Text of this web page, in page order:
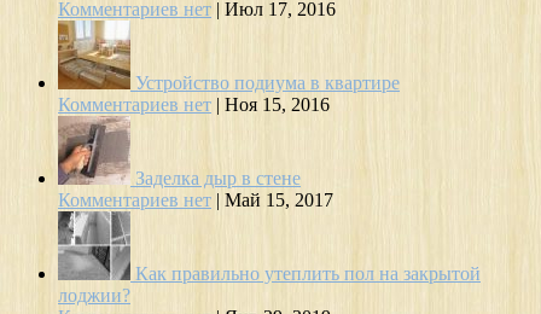
Комментариев нет | Июл 17, 2016
Устройство подиума в квартире
Комментариев нет | Ноя 15, 2016
Заделка дыр в стене
Комментариев нет | Май 15, 2017
Как правильно утеплить пол на закрытой
лоджии?